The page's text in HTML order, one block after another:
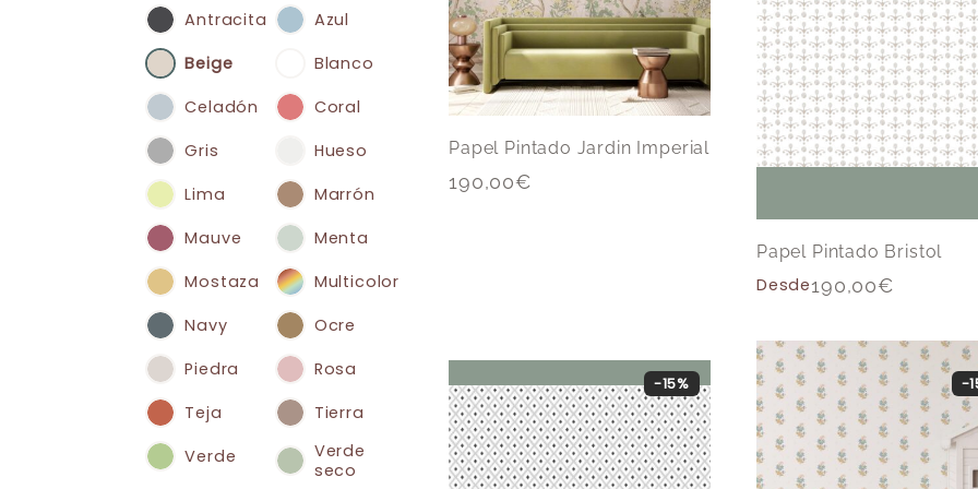
Antracita
Azul
Beige
Blanco
Celadón
Coral
Gris
Hueso
Lima
Marrón
Mauve
Menta
Mostaza
Multicolor
Navy
Ocre
Piedra
Rosa
Teja
Tierra
Verde
Verde
seco
Papel Pintado Jardin Imperial
190,00€
Papel Pintado Bristol
Desde190,00€
-15% -